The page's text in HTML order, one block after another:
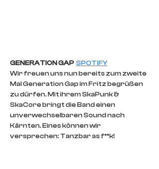
GENERATION GAP SPOTIFY
Wir freuen uns nun bereits zum zweite
Mal Generation Gap im Fritz begrüßen
zu dürfen. Mit ihrem SkaPunk &
SkaCore bringt die Band einen
unverwechselbaren Sound nach
Kärnten. Eines können wir
versprechen: Tanzbar as f**k!